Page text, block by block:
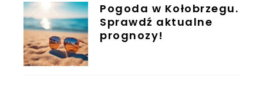
Pogoda w Kołobrzegu.
Sprawdź aktualne
prognozy!